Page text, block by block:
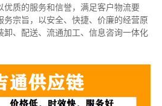
优质的服务和信誉，满足客户物流要
务宗旨，以安全、快捷、价廉的经营原
卸、配送、流通加工、信息咨询一体化